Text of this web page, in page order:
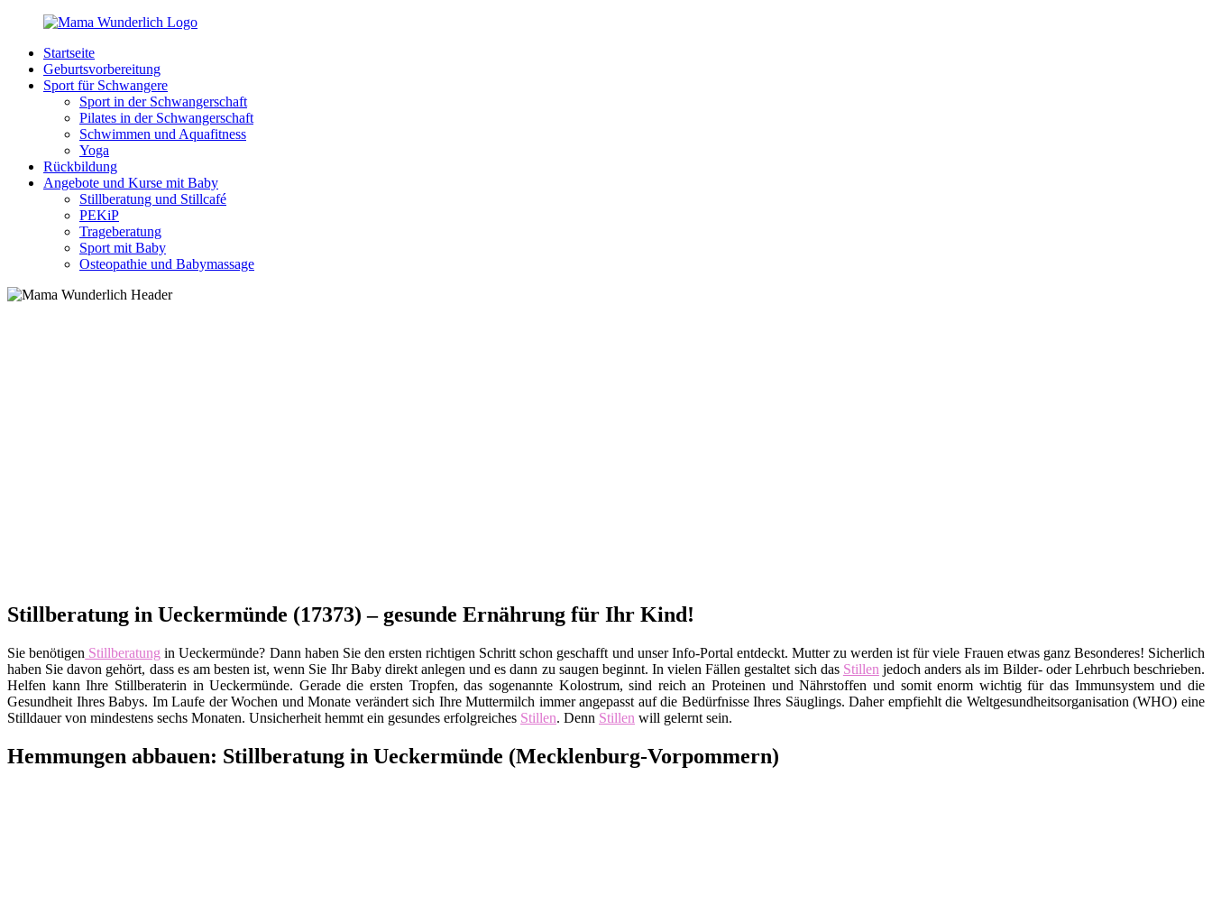
Zurück
Inhalt
MamaWunderlich.de
Mutti
sein
wunderbar!
Startseite
Geburtsvorbereitung
Sport für Schwangere
Sport in der Schwangerschaft
Pilates in der Schwangerschaft
Schwimmen und Aquafitness
Yoga
Rückbildung
Angebote und Kurse mit Baby
Stillberatung und Stillcafé
PEKiP
Trageberatung
Sport mit Baby
Osteopathie und Babymassage
Stillberatung in Ueckermünde (17373) – gesunde Ernährung für Ihr Kind!
Sie benötigen Stillberatung in Ueckermünde? Dann haben Sie den ersten richtigen Schritt schon geschafft und unser Info-Portal entdeckt. Mutter zu werden ist für viele Frauen etwas ganz Besonderes! Sicherlich
haben Sie davon gehört, dass es am besten ist, wenn Sie Ihr Baby direkt anlegen und es dann zu saugen beginnt. In vielen Fällen gestaltet sich das Stillen jedoch anders als im Bilder- oder Lehrbuch beschrieben.
Helfen kann Ihre Stillberaterin in Ueckermünde. Gerade die ersten Tropfen, das sogenannte Kolostrum, sind reich an Proteinen und Nährstoffen und somit enorm wichtig für das Immunsystem und die
Gesundheit Ihres Babys. Im Laufe der Wochen und Monate verändert sich Ihre Muttermilch immer angepasst auf die Bedürfnisse Ihres Säuglings. Daher empfiehlt die Weltgesundheitsorganisation (WHO) eine
Stilldauer von mindestens sechs Monaten. Unsicherheit hemmt ein gesundes erfolgreiches Stillen. Denn Stillen will gelernt sein.
Hemmungen abbauen: Stillberatung in Ueckermünde (Mecklenburg-Vorpommern)